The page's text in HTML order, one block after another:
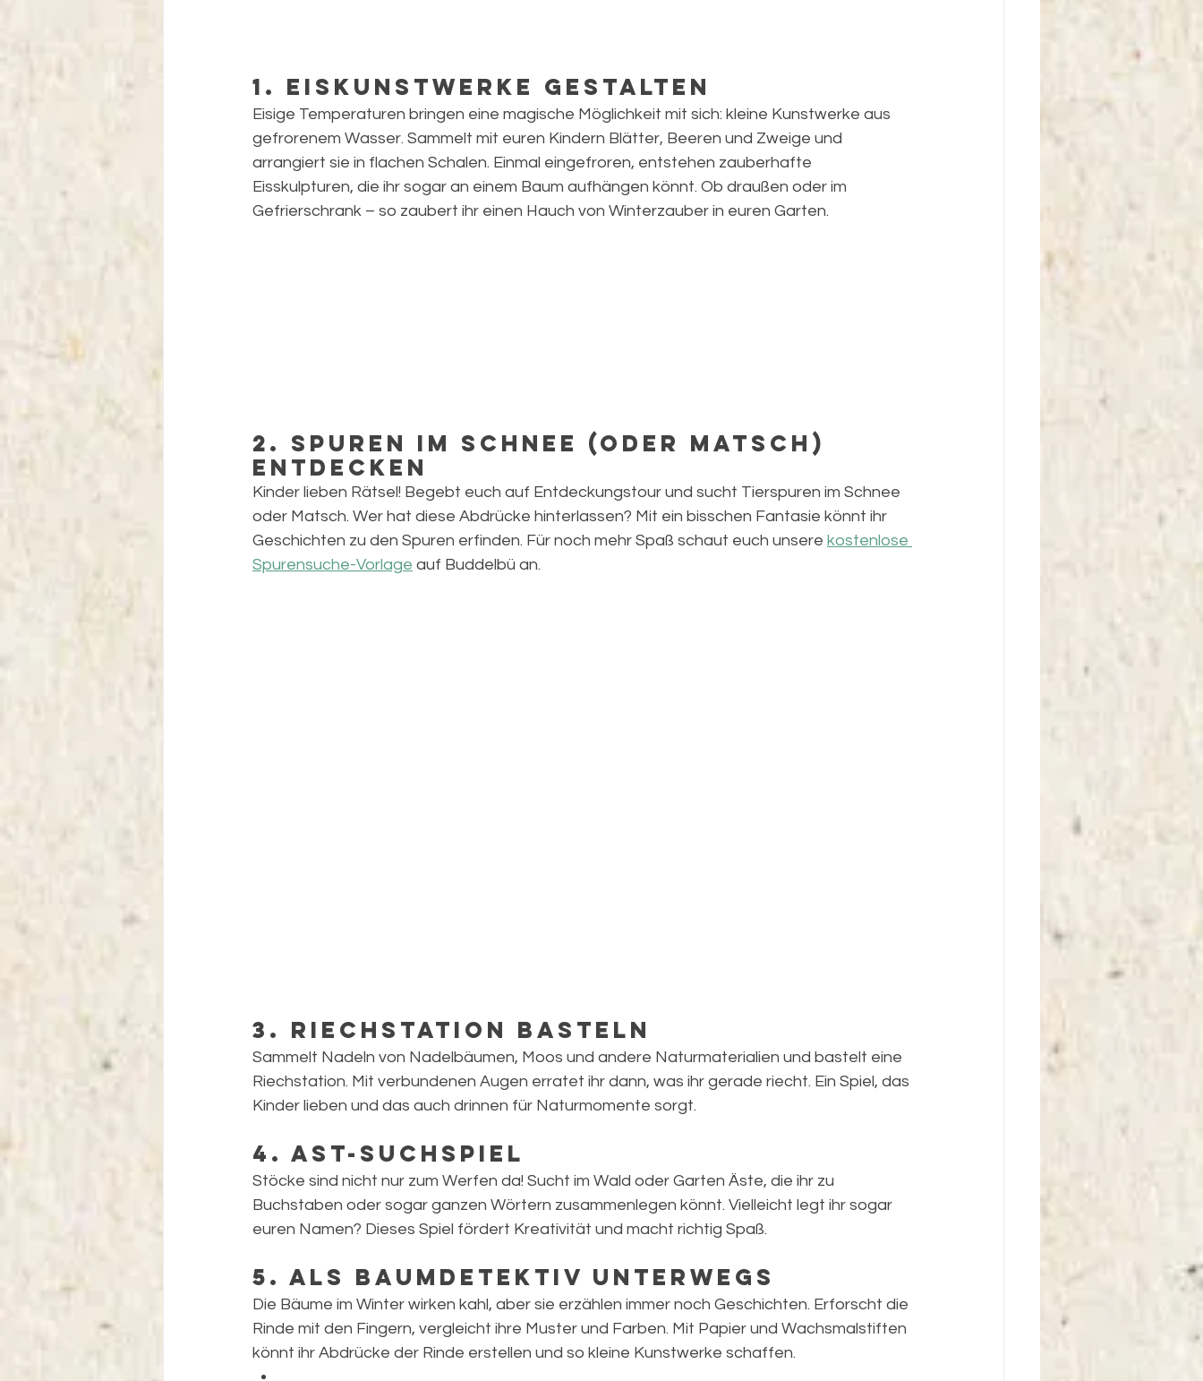
1. Eiskunstwerke gestalten
Eisige Temperaturen bringen eine magische Möglichkeit mit sich: kleine Kunstwerke aus
gefrorenem Wasser. Sammelt mit euren Kindern Blätter, Beeren und Zweige und
arrangiert sie in flachen Schalen. Einmal eingefroren, entstehen zauberhafte
Eisskulpturen, die ihr sogar an einem Baum aufhängen könnt. Ob draußen oder im
Gefrierschrank – so zaubert ihr einen Hauch von Winterzauber in euren Garten.
2. Spuren im Schnee (oder Matsch)
entdecken
Kinder lieben Rätsel! Begebt euch auf Entdeckungstour und sucht Tierspuren im Schnee
oder Matsch. Wer hat diese Abdrücke hinterlassen? Mit ein bisschen Fantasie könnt ihr
Geschichten zu den Spuren erfinden. Für noch mehr Spaß schaut euch unsere kostenlose
Spurensuche-Vorlage auf Buddelbü an.
3. Riechstation basteln
Sammelt Nadeln von Nadelbäumen, Moos und andere Naturmaterialien und bastelt eine
Riechstation. Mit verbundenen Augen erratet ihr dann, was ihr gerade riecht. Ein Spiel, das
Kinder lieben und das auch drinnen für Naturmomente sorgt.
4. Ast-Suchspiel
Stöcke sind nicht nur zum Werfen da! Sucht im Wald oder Garten Äste, die ihr zu
Buchstaben oder sogar ganzen Wörtern zusammenlegen könnt. Vielleicht legt ihr sogar
euren Namen? Dieses Spiel fördert Kreativität und macht richtig Spaß.
5. Als Baumdetektiv unterwegs
Die Bäume im Winter wirken kahl, aber sie erzählen immer noch Geschichten. Erforscht die
Rinde mit den Fingern, vergleicht ihre Muster und Farben. Mit Papier und Wachsmalstiften
könnt ihr Abdrücke der Rinde erstellen und so kleine Kunstwerke schaffen.